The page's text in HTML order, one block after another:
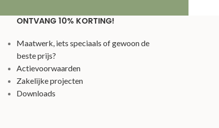
ONTVANG 10% KORTING!
Maatwerk, iets speciaals of gewoon de
beste prijs?
Actievoorwaarden
Zakelijke projecten
Downloads